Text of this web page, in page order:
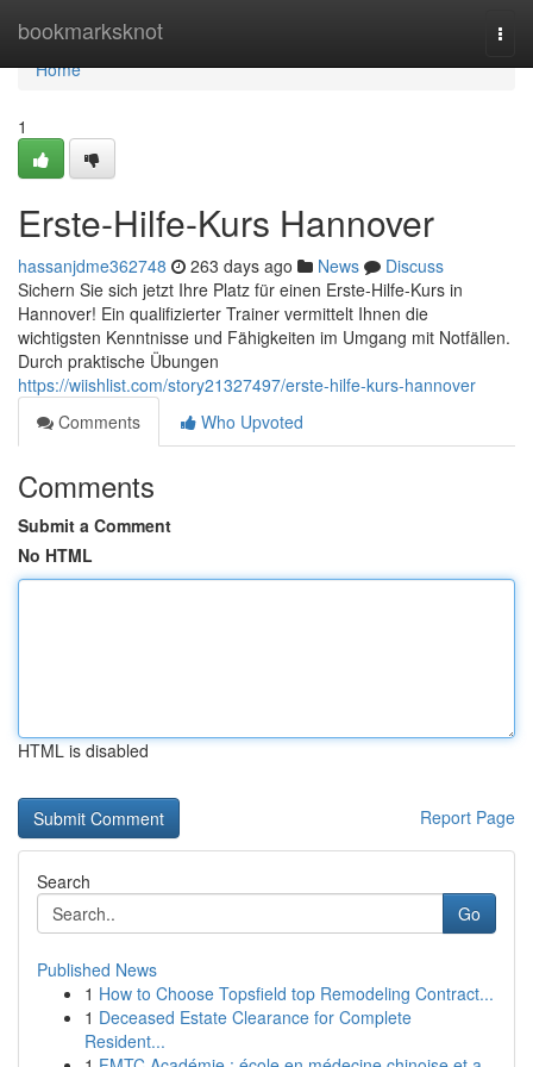
bookmarksknot
Home
Home
1
Erste-Hilfe-Kurs Hannover
hassanjdme362748 263 days ago News
Discuss
Sichern Sie sich jetzt Ihre Platz für einen Erste-Hilfe-Kurs in
Hannover! Ein qualifizierter Trainer vermittelt Ihnen die
wichtigsten Kenntnisse und Fähigkeiten im Umgang mit Notfällen.
Durch praktische Übungen
https://wiishlist.com/story21327497/erste-hilfe-kurs-hannover
Comments
Who Upvoted
Comments
Submit a Comment
No HTML
HTML is disabled
Report Page
Search
Go
Published News
1 How to Choose Topsfield top Remodeling Contract...
1 Deceased Estate Clearance for Complete
Resident...